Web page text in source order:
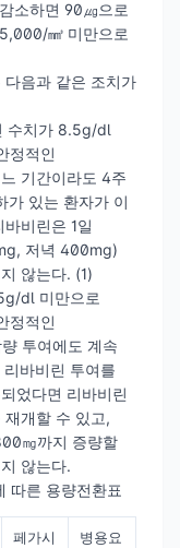
소하면 90㎍으로
㎣ 미만으로
음과 같은 조치가
수치가 8.5g/dl
정적인
기간이라도 4주
가 있는 환자가 이
비린은 1일
저녁 400mg)
않는다. (1)
dl 미만으로
정적인
투여에도 계속
바비린 투여를
었다면 리바비린
개할 수 있고,
㎎까지 증량할
않는다.
따른 용량전환표
페가시
병용요